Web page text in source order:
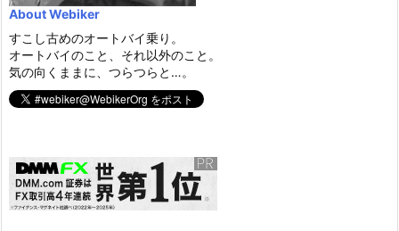
About Webiker
すこし古めのオートバイ乗り。
オートバイのこと、それ以外のこと。
気の向くままに、つらつらと…。